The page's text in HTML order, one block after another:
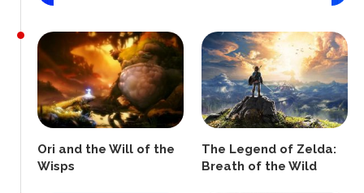
Ori and the Will of the
Wisps
The Legend of Zelda:
Breath of the Wild